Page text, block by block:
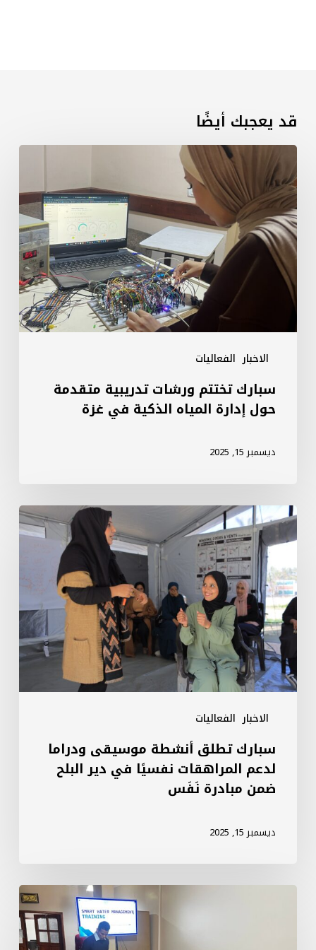
قد يعجبك أيضًا
الاخبار الفعاليات
سبارك
تختتم
ورشات
تدريبية
متقدمة
حول
إدارة
المياه
الذكية
سبارك تختتم ورشات تدريبية متقدمة
حول إدارة المياه الذكية في غزة
ديسمبر 15, 2025
الاخبار الفعاليات
سبارك
تطلق
أنشطة
موسيقى
ودراما
لدعم
المراهقات
نفسيًا
في
البلح
ضمن
مبادرة
سبارك تطلق أنشطة موسيقى ودراما
لدعم المراهقات نفسيًا في دير البلح
ضمن مبادرة نَفَس
ديسمبر 15, 2025